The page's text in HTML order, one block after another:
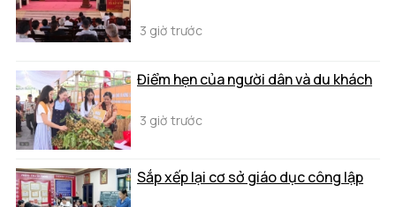
3 giờ trước
Điểm hẹn của người dân và du khách
3 giờ trước
Sắp xếp lại cơ sở giáo dục công lập